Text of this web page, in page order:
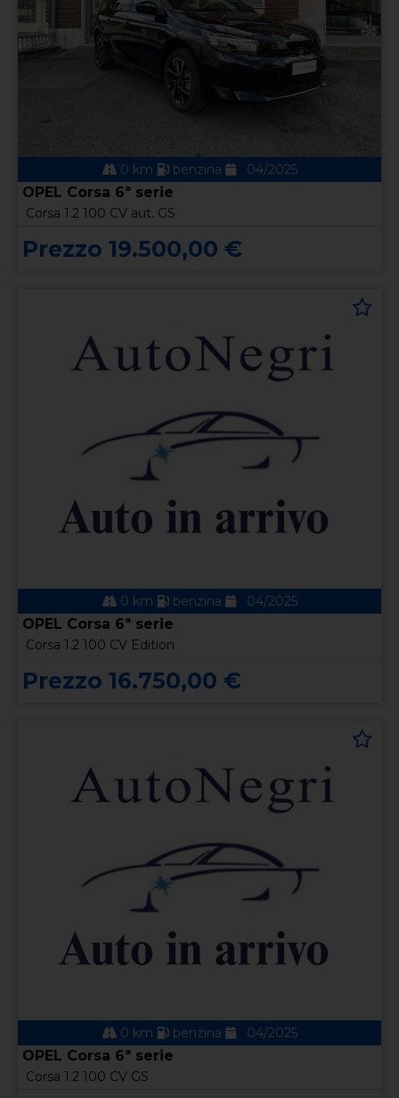
0 km benzina 04/2025
OPEL Corsa 6ª serie
Corsa 1.2 100 CV aut. GS
Prezzo 19.500,00 €
0 km benzina 04/2025
OPEL Corsa 6ª serie
Corsa 1.2 100 CV Edition
Prezzo 16.750,00 €
0 km benzina 04/2025
OPEL Corsa 6ª serie
Corsa 1.2 100 CV GS